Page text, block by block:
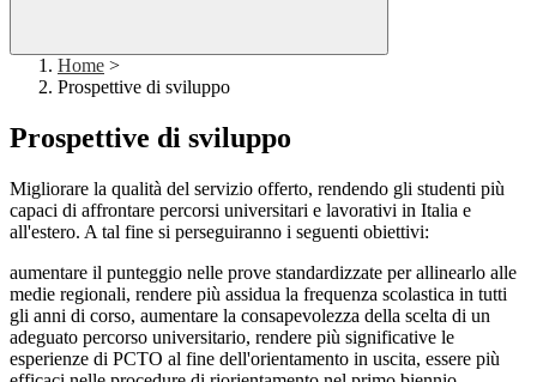
Home >
Prospettive di sviluppo
Prospettive di sviluppo
Migliorare la qualità del servizio offerto, rendendo gli studenti più
capaci di affrontare percorsi universitari e lavorativi in Italia e
all'estero. A tal fine si perseguiranno i seguenti obiettivi:
aumentare il punteggio nelle prove standardizzate per allinearlo alle
medie regionali, rendere più assidua la frequenza scolastica in tutti
gli anni di corso, aumentare la consapevolezza della scelta di un
adeguato percorso universitario, rendere più significative le
esperienze di PCTO al fine dell'orientamento in uscita, essere più